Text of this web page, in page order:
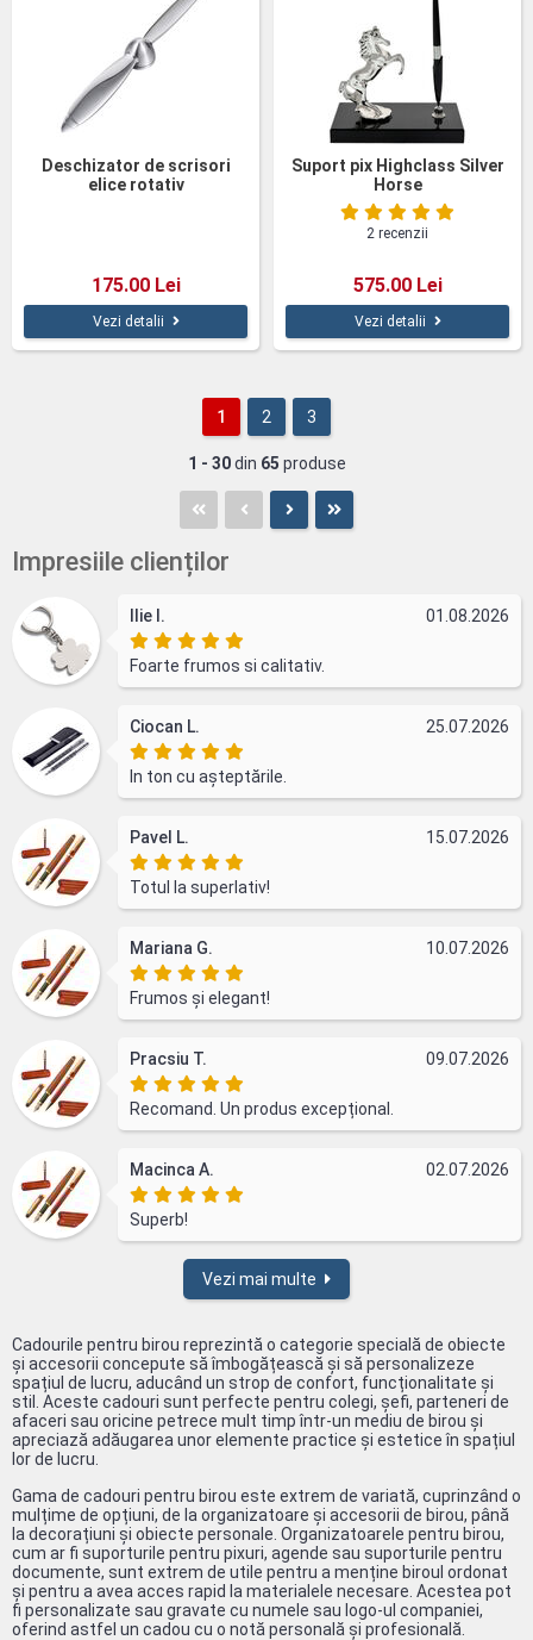
Deschizator de scrisori
elice rotativ
175.00 Lei
Vezi detalii
Suport pix Highclass Silver
Horse
2 recenzii
575.00 Lei
Vezi detalii
1 2 3
1 - 30din 65 produse
Impresiile clienților
Ilie I. 01.08.2026
Foarte frumos si calitativ.
Ciocan L. 25.07.2026
In ton cu așteptările.
Pavel L. 15.07.2026
Totul la superlativ!
Mariana G. 10.07.2026
Frumos și elegant!
Pracsiu T. 09.07.2026
Recomand. Un produs excepțional.
Macinca A. 02.07.2026
Superb!
Vezi mai multe
Cadourile pentru birou reprezintă o categorie specială de obiecte
și accesorii concepute să îmbogățească și să personalizeze
spațiul de lucru, aducând un strop de confort, funcționalitate și
stil. Aceste cadouri sunt perfecte pentru colegi, șefi, parteneri de
afaceri sau oricine petrece mult timp într-un mediu de birou și
apreciază adăugarea unor elemente practice și estetice în spațiul
lor de lucru.
Gama de cadouri pentru birou este extrem de variată, cuprinzând o
mulțime de opțiuni, de la organizatoare și accesorii de birou, până
la decorațiuni și obiecte personale. Organizatoarele pentru birou,
cum ar fi suporturile pentru pixuri, agende sau suporturile pentru
documente, sunt extrem de utile pentru a menține biroul ordonat
și pentru a avea acces rapid la materialele necesare. Acestea pot
fi personalizate sau gravate cu numele sau logo-ul companiei,
oferind astfel un cadou cu o notă personală și profesională.